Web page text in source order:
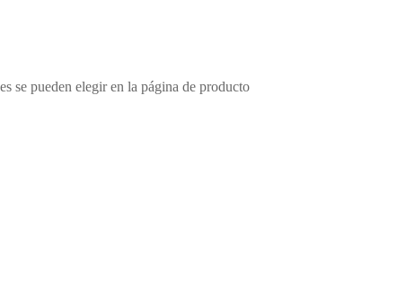
se pueden elegir en la página de producto